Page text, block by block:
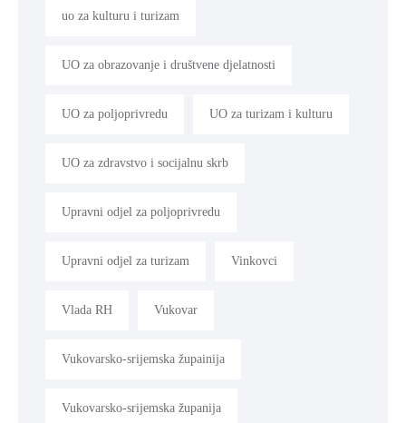
uo za kulturu i turizam
UO za obrazovanje i društvene djelatnosti
UO za poljoprivredu UO za turizam i kulturu
UO za zdravstvo i socijalnu skrb
Upravni odjel za poljoprivredu
Upravni odjel za turizam Vinkovci
Vlada RH Vukovar
Vukovarsko-srijemska župainija
Vukovarsko-srijemska županija